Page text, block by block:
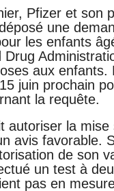
Pfizer et son
une
les enfants
Drug
aux enfants.
juin prochain
la requête.
autoriser la
avis favorable.
de son
un test à
pas en